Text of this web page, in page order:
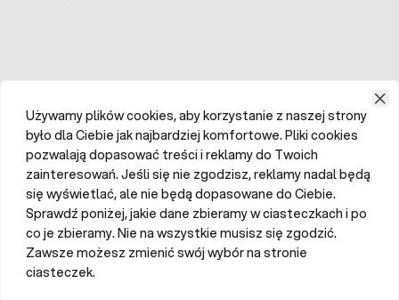
Używamy plików cookies, aby korzystanie z naszej strony
było dla Ciebie jak najbardziej komfortowe. Pliki cookies
pozwalają dopasować treści i reklamy do Twoich
zainteresowań. Jeśli się nie zgodzisz, reklamy nadal będą
się wyświetlać, ale nie będą dopasowane do Ciebie.
Sprawdź poniżej, jakie dane zbieramy w ciasteczkach i po
co je zbieramy. Nie na wszystkie musisz się zgodzić.
Zawsze możesz zmienić swój wybór na stronie
ciasteczek.